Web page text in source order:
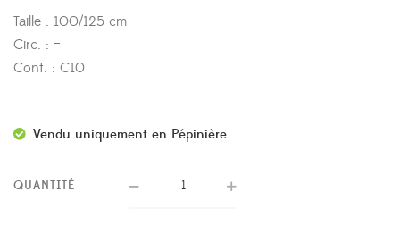
Taille : 100/125 cm
Circ. : –
Cont. : C10
Vendu uniquement en Pépinière
QUANTITÉ